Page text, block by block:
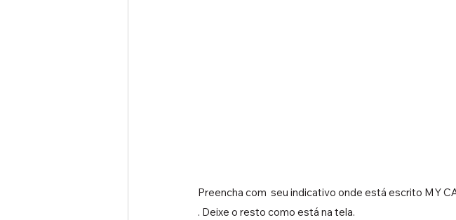
Preencha com  seu indicativo onde está escrito MY
. Deixe o resto como está na tela.